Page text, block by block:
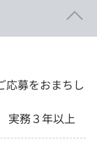
応募をおまちし
実務３年以上